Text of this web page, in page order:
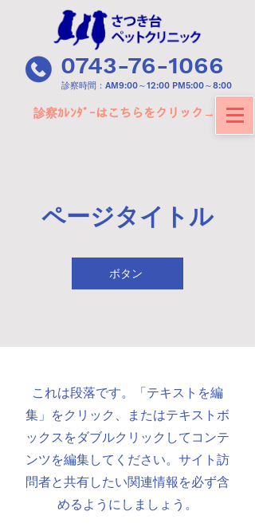
0743-76-1066
​診察時間：AM9:00～12:00 PM5:00～8:00
診察ｶﾚﾝﾀﾞｰはこちらをクリック→
ページタイトル
ボタン
これは段落です。「テキストを編
集」をクリック、またはテキストボ
ックスをダブルクリックしてコンテ
ンツを編集してください。サイト訪
問者と共有したい関連情報を必ず含
めるようにしましょう。